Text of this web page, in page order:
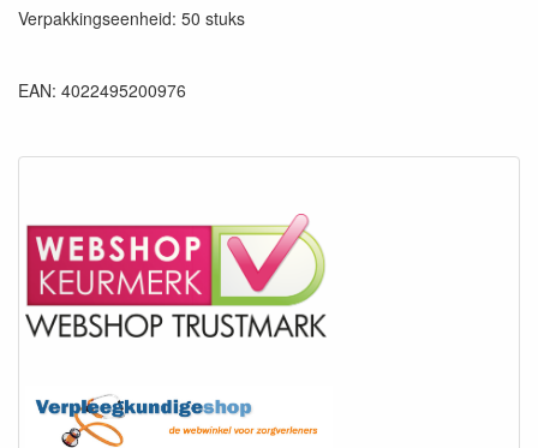
Verpakkingseenheid: 50 stuks
EAN: 4022495200976